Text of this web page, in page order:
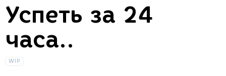
Успеть за 24
часа..
WIP